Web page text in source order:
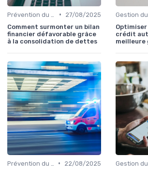
•
27/08/2025
Comment surmonter un bilan
financier défavorable grâce
à la consolidation de dettes
crédit
meilleure
•
22/08/2025